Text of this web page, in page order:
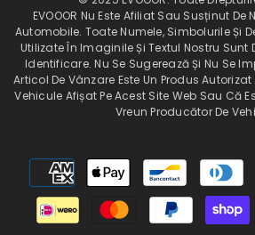
EVOOOR Nu Este Afiliat Sau Susținut
Automobile. Toate Numele, Simbolurile Și
Utilizate În Imaginile Și Textul Nostru Sunt
Identificare. Nu Se Sugerează Și Nu Se
Articol De Vânzare Este Un Produs
Vehicule Afișat Pe Acest Site Web Sau Că
Vreun Producător De
Modalitati
de
plata